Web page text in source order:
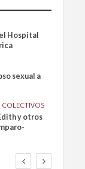
Hospital
sexual a
COLECTIVOS
y otros